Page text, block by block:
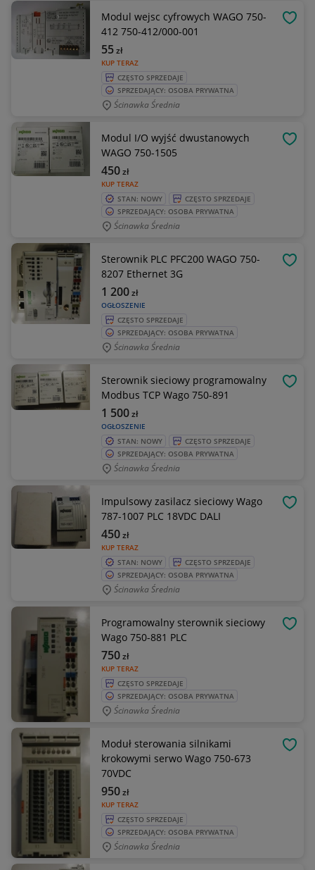
Modul wejsc cyfrowych WAGO 750-
412 750-412/000-001
KUP TERAZ
55zł
CZĘSTO SPRZEDAJE
SPRZEDAJĄCY: OSOBA PRYWATNA
Ścinawka Średnia
Modul I/O wyjść dwustanowych
WAGO 750-1505
KUP TERAZ
450zł
STAN: NOWY
CZĘSTO SPRZEDAJE
SPRZEDAJĄCY: OSOBA PRYWATNA
Ścinawka Średnia
Sterownik PLC PFC200 WAGO 750-
8207 Ethernet 3G
OGŁOSZENIE
1 200zł
CZĘSTO SPRZEDAJE
SPRZEDAJĄCY: OSOBA PRYWATNA
Ścinawka Średnia
Sterownik sieciowy programowalny
Modbus TCP Wago 750-891
OGŁOSZENIE
1 500zł
STAN: NOWY
CZĘSTO SPRZEDAJE
SPRZEDAJĄCY: OSOBA PRYWATNA
Ścinawka Średnia
Impulsowy zasilacz sieciowy Wago
787-1007 PLC 18VDC DALI
KUP TERAZ
450zł
STAN: NOWY
CZĘSTO SPRZEDAJE
SPRZEDAJĄCY: OSOBA PRYWATNA
Ścinawka Średnia
Programowalny sterownik sieciowy
Wago 750-881 PLC
KUP TERAZ
750zł
CZĘSTO SPRZEDAJE
SPRZEDAJĄCY: OSOBA PRYWATNA
Ścinawka Średnia
Moduł sterowania silnikami
krokowymi serwo Wago 750-673
70VDC
KUP TERAZ
950zł
CZĘSTO SPRZEDAJE
SPRZEDAJĄCY: OSOBA PRYWATNA
Ścinawka Średnia